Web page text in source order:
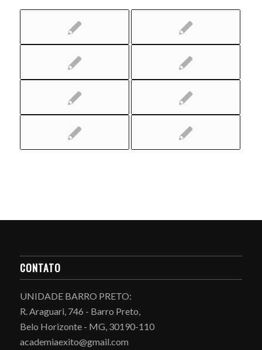
CONTATO
UNIDADE BARRO PRETO:
R. Araguari, 746 - Barro Preto,
Belo Horizonte - MG, 30190-110
academiaexito@gmail.com